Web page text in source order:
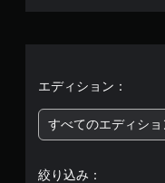
エディション：
すべてのエディショ
絞り込み：